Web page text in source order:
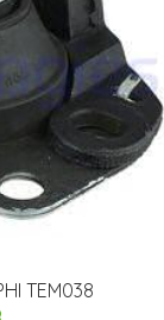
TEM038